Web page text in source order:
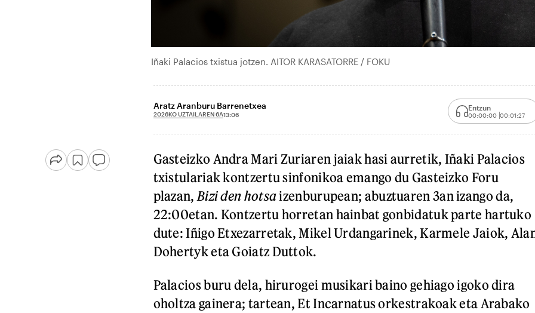
Iñaki Palacios txistua jotzen. AITOR KARASATORRE / FOKU
Aratz Aranburu Barrenetxea
2026KO UZTAILAREN 6A13:06
Entzun
00:00:00 00:01:27
Gasteizko Andra Mari Zuriaren jaiak hasi aurretik, Iñaki Palacios
txistulariak kontzertu sinfonikoa emango du Gasteizko Foru
plazan, Bizi den hotsaizenburupean; abuztuaren 3an izango da,
22:00etan. Kontzertu horretan hainbat gonbidatuk parte hartuko
dute: Iñigo Etxezarretak, Mikel Urdangarinek, Karmele Jaiok,
Dohertyk eta Goiatz Duttok.
Palacios buru dela, hirurogei musikari baino gehiago igoko dira
oholtza gainera; tartean, Et Incarnatus orkestrakoak eta Arabako